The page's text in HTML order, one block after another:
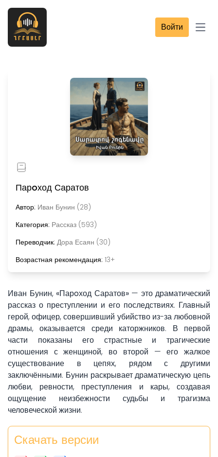
Войти
Парoход Саратов
Автор: Иван Бунин (28)
Категория: Рассказ (593)
Переводчик: Дора Есаян (30)
Возрастная рекомендация: 13+
Иван Бунин, «Парoход Саратов»— это драматический
рассказ о преступлении и его последствиях. Главный
герой, офицер, совершивший убийство из-за любовной
драмы, оказывается среди каторжников. В первой
части показаны его страстные и трагические
отношения с женщиной, во второй — его жалкое
существование в цепях, рядом с другими
заключёнными. Бунин раскрывает драматическую цепь
любви, ревности, преступления и кары, создавая
ощущение неизбежности судьбы и трагизма
человеческой жизни.
Скачать версии